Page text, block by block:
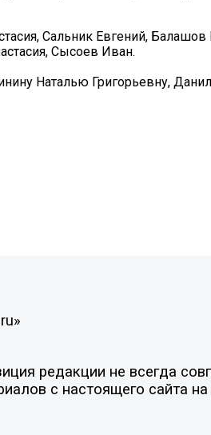
Сальник Евгений, Балашов
Сысоев Иван.
Наталью Григорьевну,
редакции не всегда
с настоящего сайта